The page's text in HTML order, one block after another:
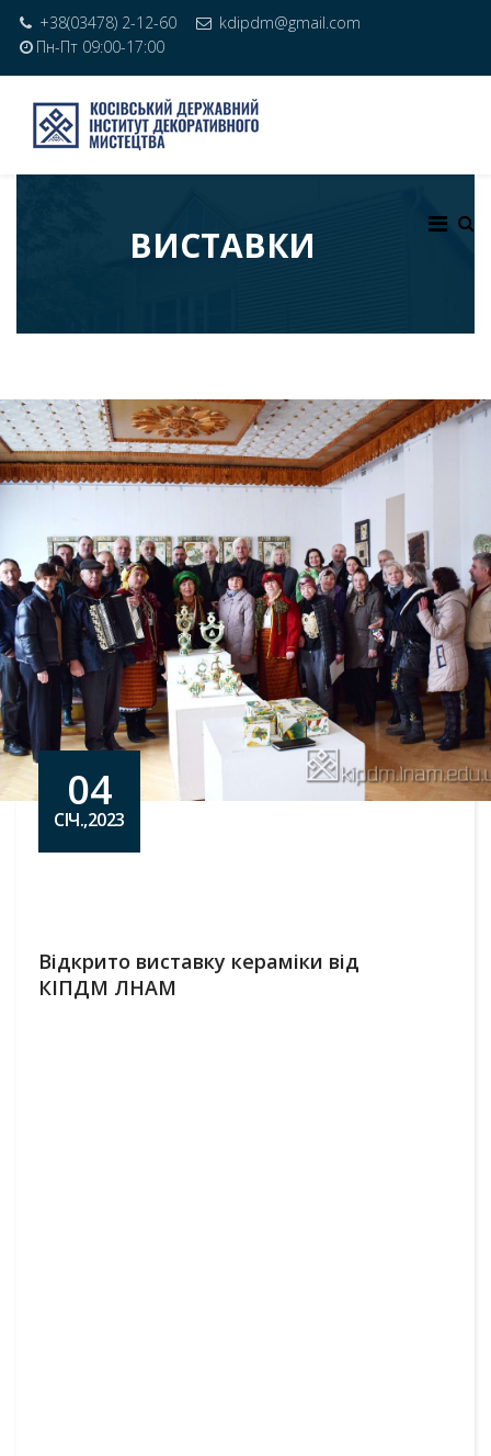
+38(03478) 2-12-60
kdipdm@gmail.com
Пн-Пт 09:00-17:00
ВИСТАВКИ
04
СІЧ.,2023
Відкрито виставку кераміки від
КІПДМ ЛНАМ